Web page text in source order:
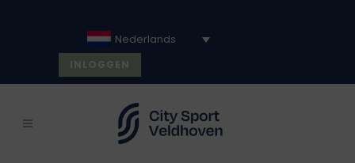
Nederlands
INLOGGEN